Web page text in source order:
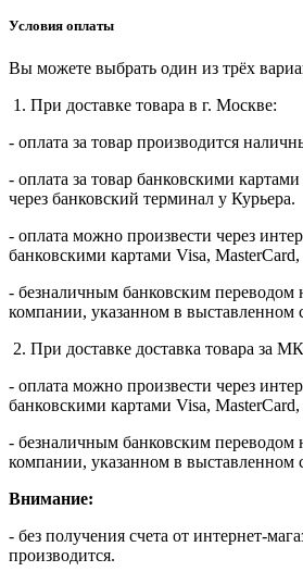
Условия оплаты
Вы можете выбрать один из трёх
1. При доставке товара в г. Москве:
- оплата за товар производится
- оплата за товар банковскими
через банковский терминал у Курьера.
- оплата можно произвести через
банковскими картами Visa,
- безналичным банковским переводом
компании, указанном в выставленном
2. При доставке доставка товара за
- оплата можно произвести через
банковскими картами Visa,
- безналичным банковским переводом
компании, указанном в выставленном
Внимание:
- без получения счета от интернет-
производится.